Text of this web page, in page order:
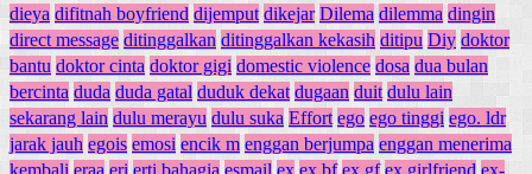
dieya difitnah boyfriend dijemput dikejar Dilema dilemma dingin
direct message ditinggalkan ditinggalkan kekasih ditipu Diy doktor
bantu doktor cinta doktor gigi domestic violence dosa dua bulan
bercinta duda duda gatal duduk dekat dugaan duit dulu lain
sekarang lain dulu merayu dulu suka Effort ego ego tinggi ego. ldr
jarak jauh egois emosi encik m enggan berjumpa enggan menerima